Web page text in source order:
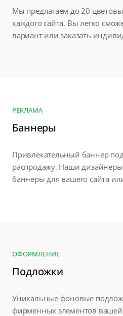
Мы предлагаем до 20
каждого сайта. Вы легко
вариант или заказать
РЕКЛАМА
Баннеры
Привлекательный баннер
распродажу. Наши дизайнеры
баннеры для вашего сайта
ОФОРМЛЕНИЕ
Подложки
Уникальные фоновые
фирменных элементов